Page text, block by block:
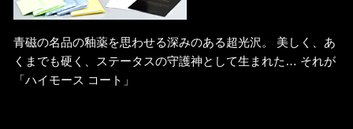
青磁の名品の釉薬を思わせる深みのある超光沢。 美しく、あ
くまでも硬く、ステータスの守護神として生まれた… それが
「ハイモース コート」